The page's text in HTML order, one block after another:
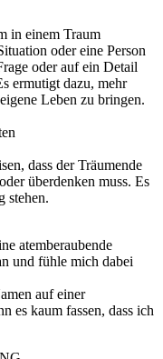
in einem Traum
oder eine Person
oder auf ein Detail
ermutigt dazu, mehr
Leben zu bringen.
dass der Träumende
überdenken muss. Es
stehen.
atemberaubende
und fühle mich dabei
auf einer
es kaum fassen, dass ich